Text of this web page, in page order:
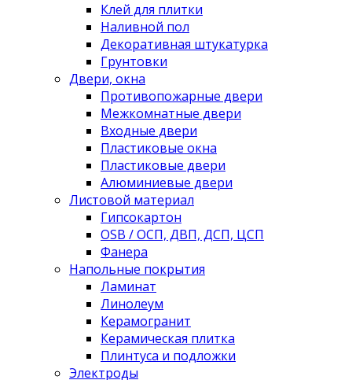
Клей для плитки
Наливной пол
Декоративная штукатурка
Грунтовки
Двери, окна
Противопожарные двери
Межкомнатные двери
Входные двери
Пластиковые окна
Пластиковые двери
Алюминиевые двери
Листовой материал
Гипсокартон
OSB / ОСП, ДВП, ДСП, ЦСП
Фанера
Напольные покрытия
Ламинат
Линолеум
Керамогранит
Керамическая плитка
Плинтуса и подложки
Электроды